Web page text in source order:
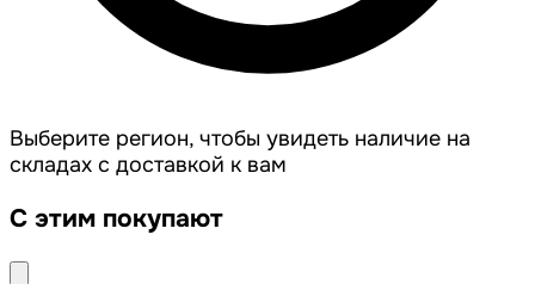
Выберите регион, чтобы увидеть наличие на
складах с доставкой к вам
С этим покупают